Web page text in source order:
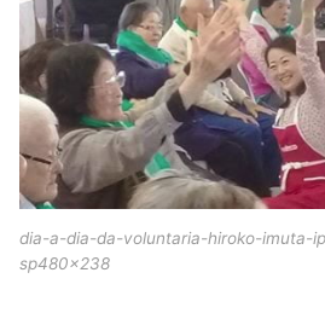
dia-a-dia-da-voluntaria-hiroko-imuta-
sp480x238